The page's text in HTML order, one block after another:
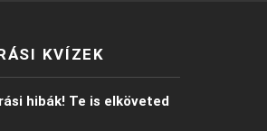
KVÍZEK
hibák! Te is elköveted